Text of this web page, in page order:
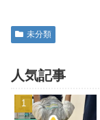
未分類
人気記事